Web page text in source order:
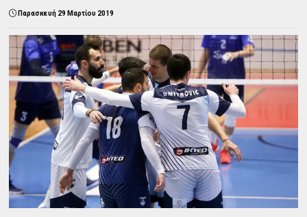
Παρασκευή 29 Μαρτίου 2019